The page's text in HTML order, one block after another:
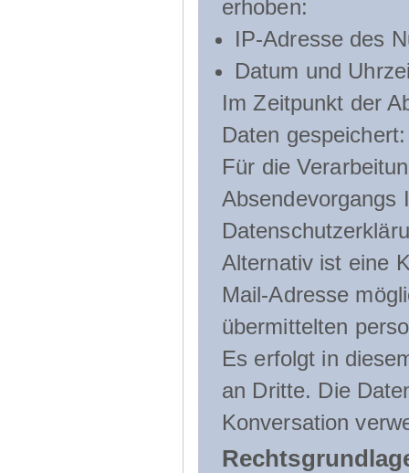
erhoben:
IP-Adresse des
Datum und
Im Zeitpunkt der
Daten gespeichert:
Für die
Absendevorgangs
Alternativ ist eine
Mail-Adresse
übermittelten
Es erfolgt in
an Dritte. Die
Konversation